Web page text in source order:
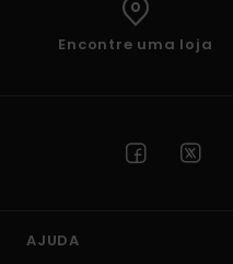
Encontre uma loja
AJUDA